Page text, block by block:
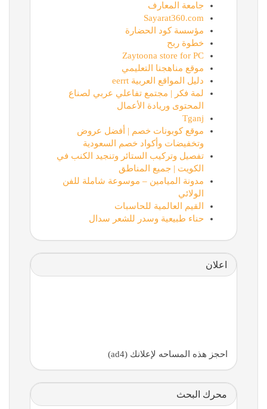
جامعة المعارف
Sayarat360.com
مؤسسة كود الحضارة
خطوة ربح
Zaytoona store for PC
موقع مناهجنا التعليمي
دليل المواقع العربية eerrt
لمة فكر | مجتمع تفاعلي عربي لصناع
المحتوى وريادة الأعمال
Tganj
موقع كوبونات خصم | أفضل عروض
وتخفيضات وأكواد خصم السعودية
تفصيل وتركيب الستائر وتنجيد الكنب في
الكويت | جميع المناطق
مدونة الميامين – موسوعة شاملة للفن
الولائي
القيم العالمية للحاسبات
حناء طبيعية وسدر للشعر سدال
اعلان
احجز هذه المساحه لإعلانك (ad4)
محرك البحث